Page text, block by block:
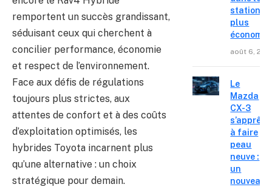
remportent un succès grandissant,
séduisant ceux qui cherchent à
concilier performance, économie
et respect de l’environnement.
Face aux défis de régulations
toujours plus strictes, aux
attentes de confort et à des coûts
d’exploitation optimisés, les
hybrides Toyota incarnent plus
qu’une alternative : un choix
stratégique pour demain.
stations
plus
août 6,
Le
Mazda
CX-3
s’apprête
à faire
peau
neuve :
un
nouveau